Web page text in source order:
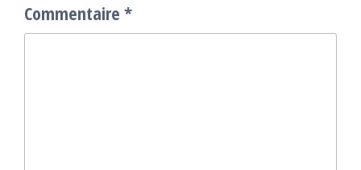
Commentaire *